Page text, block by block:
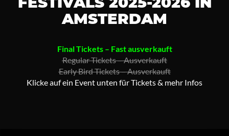
AMSTERDAM
Final Tickets – Fast ausverkauft
Regular Tickets – Ausverkauft
Early Bird Tickets – Ausverkauft
Klicke auf ein Event unten für Tickets & mehr Infos